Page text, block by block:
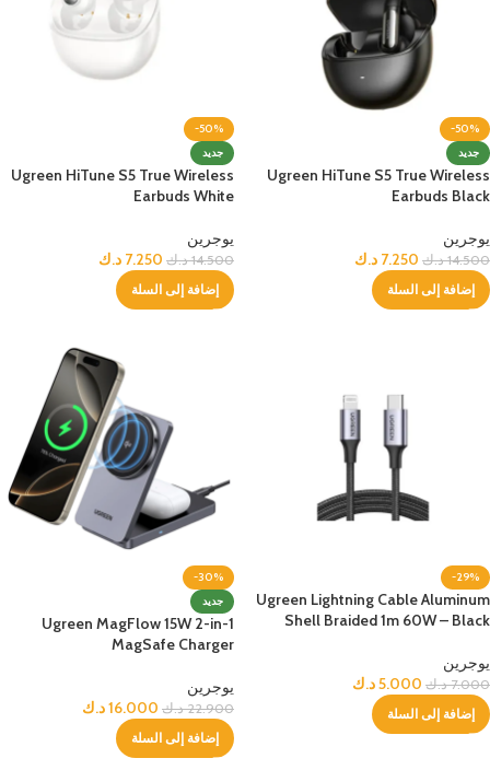
-50%
جديد
Ugreen HiTune S5 True Wireless
Earbuds Black
يوجرين
14.500 د.ك 7.250 د.ك
إضافة إلى السلة
-50%
جديد
Ugreen HiTune S5 True Wireless
Earbuds White
يوجرين
14.500 د.ك 7.250 د.ك
إضافة إلى السلة
-29%
Ugreen Lightning Cable Aluminum
Shell Braided 1m 60W – Black
يوجرين
7.000 د.ك 5.000د.ك
إضافة إلى السلة
-30%
جديد
Ugreen MagFlow 15W 2-in-1
MagSafe Charger
يوجرين
22.900 د.ك 16.000د.ك
إضافة إلى السلة